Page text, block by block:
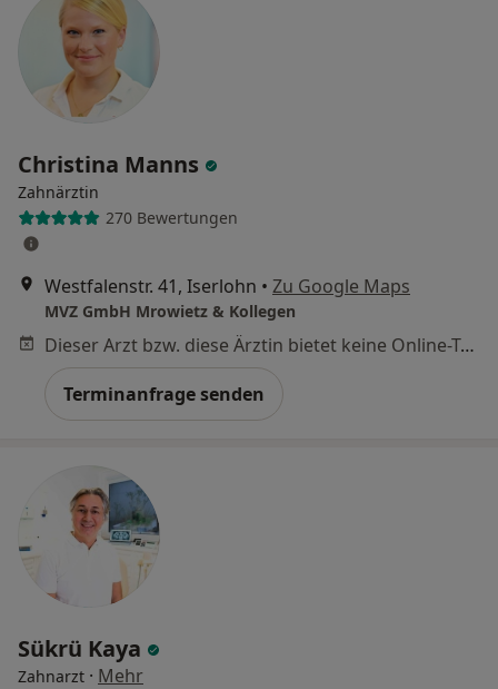
Christina Manns
Zahnärztin
270 Bewertungen
Westfalenstr. 41, Iserlohn • Zu Google Maps
MVZ GmbH Mrowietz & Kollegen
Dieser Arzt bzw. diese Ärztin bietet keine Online-Terminbuchung an diesem Standort an.
Terminanfrage senden
Sükrü Kaya
Zahnarzt · Mehr